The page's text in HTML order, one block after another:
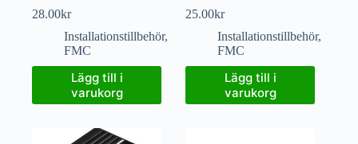
28.00kr
Installationstillbehör,
FMC
Lägg till i
varukorg
25.00kr
Installationstillbehör,
FMC
Lägg till i
varukorg